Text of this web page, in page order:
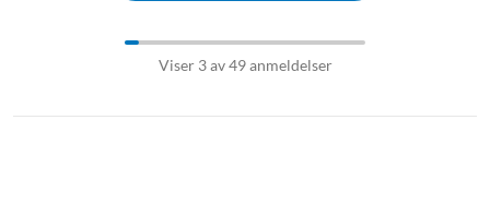
kan du svare på meldinger med hurtigsvar (bare Android).
Fungerer når mobilen din er i nærheten. Aktiver Ikke forstyrr-
samtalevarsler og lignende.
Viser 3 av 49 anmeldelser